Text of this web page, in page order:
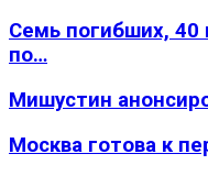
Семь погибших, 40
по…
Мишустин
Москва готова к